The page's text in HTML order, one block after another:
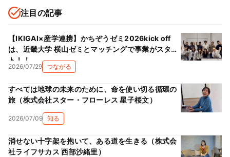
注目の記事
【IKIGAI×産学連携】かちぞうゼミ2026kick off
は、近畿大学 横山ゼミとマッチングで事業がスター
ト！！
2026/07/29 つながる
すべては地球の未来のために、命を使い切る循環の
旅（株式会社スター・フローレス 星子桜文）
2026/07/09 知る
消せない十字架を抱いて、ある道を生きる（株式会
社ライフサカス 西部沙緒里）